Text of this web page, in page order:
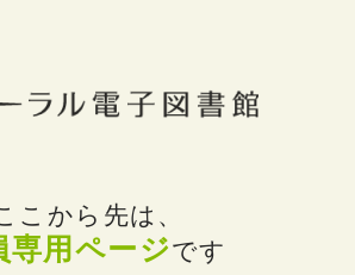
こから先は、
専用ページです